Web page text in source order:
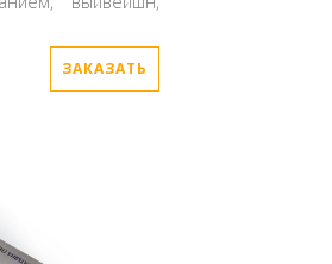
ЗАКАЗАТЬ